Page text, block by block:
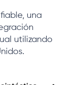
una
utilizando